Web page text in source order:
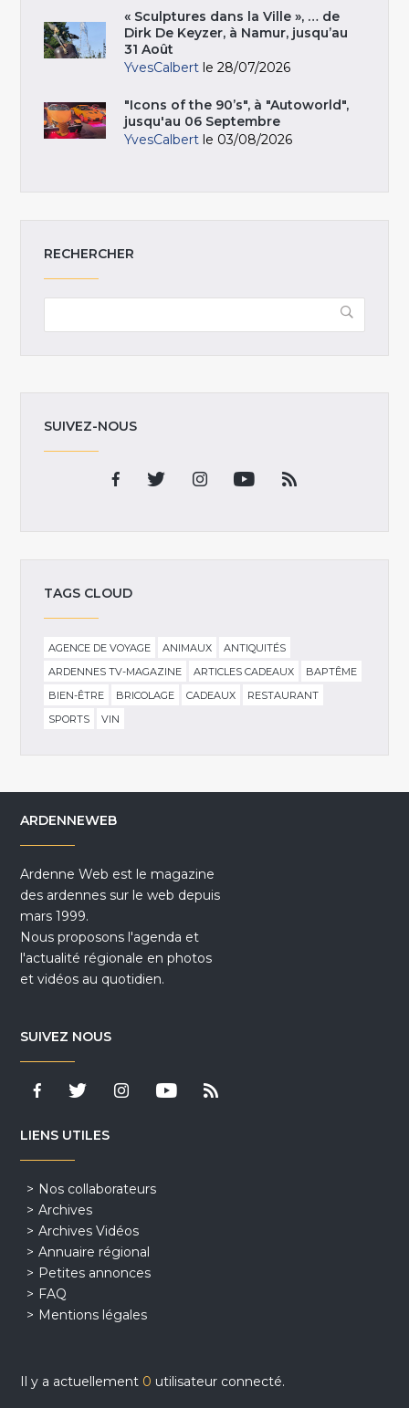
« Sculptures dans la Ville », … de
Dirk De Keyzer, à Namur, jusqu’au
31 Août
YvesCalbert le 28/07/2026
"Icons of the 90’s", à "Autoworld",
jusqu'au 06 Septembre
YvesCalbert le 03/08/2026
RECHERCHER
SUIVEZ-NOUS
TAGS CLOUD
AGENCE DE VOYAGE ANIMAUX
ANTIQUITÉS
ARDENNES TV-MAGAZINE
ARTICLES CADEAUX
BAPTÊME
BIEN-ÊTRE
BRICOLAGE CADEAUX
RESTAURANT
SPORTS
VIN
ARDENNEWEB
Ardenne Web est le magazine
des ardennes sur le web depuis
mars 1999.
Nous proposons l'agenda et
l'actualité régionale en photos
et vidéos au quotidien.
SUIVEZ NOUS
LIENS UTILES
Nos collaborateurs
Archives
Archives Vidéos
Annuaire régional
Petites annonces
FAQ
Mentions légales
Il y a actuellement 0 utilisateur connecté.